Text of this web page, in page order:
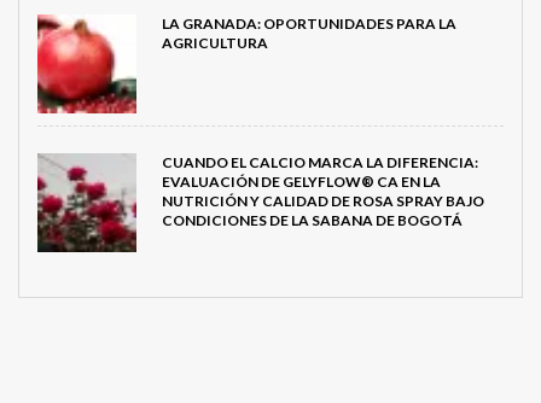
LA GRANADA: OPORTUNIDADES PARA LA
AGRICULTURA
CUANDO EL CALCIO MARCA LA DIFERENCIA:
EVALUACIÓN DE GELYFLOW® CA EN LA
NUTRICIÓN Y CALIDAD DE ROSA SPRAY BAJO
CONDICIONES DE LA SABANA DE BOGOTÁ